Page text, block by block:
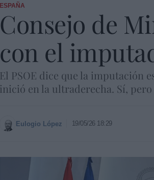
ESPAÑA
Consejo de
con el
El PSOE dice que la imputación
inició en la ultraderecha. Sí,
Eulogio López 19/05/26 18:29